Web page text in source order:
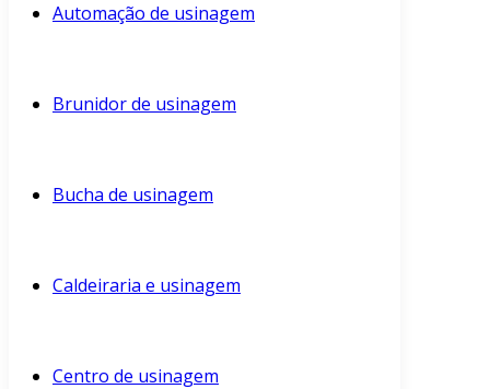
Automação de usinagem
Brunidor de usinagem
Bucha de usinagem
Caldeiraria e usinagem
Centro de usinagem